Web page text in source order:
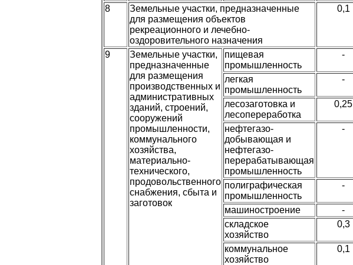
8
Земельные участки, предназначенные
для размещения объектов
рекреационного и лечебно-
оздоровительного назначения
0,1
9
Земельные участки,
предназначенные
для размещения
производственных и
административных
зданий, строений,
сооружений
промышленности,
коммунального
хозяйства,
материально-
технического,
продовольственного
снабжения, сбыта и
заготовок
пищевая
промышленность
-
легкая
промышленность
-
лесозаготовка и
лесопереработка
0,25
нефтегазо-
добывающая и
нефтегазо-
перерабатывающая
промышленность
-
полиграфическая
промышленность
-
машиностроение -
складское
хозяйство
0,3
коммунальное
хозяйство
0,1